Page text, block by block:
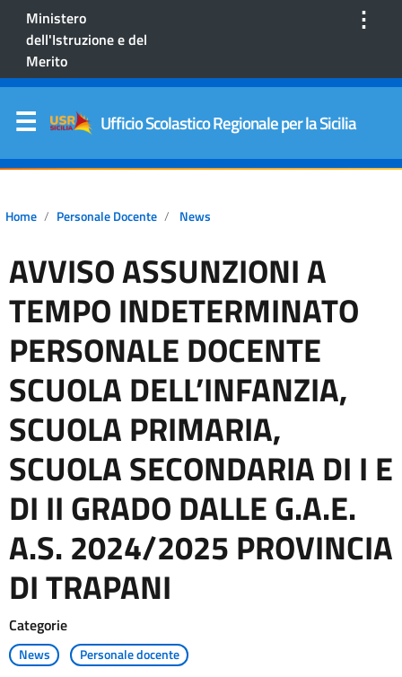
Ministero
dell'Istruzione e del
Merito
⋮
Ufficio Scolastico Regionale per la Sicilia
Home Personale Docente News
AVVISO ASSUNZIONI A
TEMPO INDETERMINATO
PERSONALE DOCENTE
SCUOLA DELL’INFANZIA,
SCUOLA PRIMARIA,
SCUOLA SECONDARIA DI I E
DI II GRADO DALLE G.A.E.
A.S. 2024/2025 PROVINCIA
DI TRAPANI
Categorie
News Personale docente